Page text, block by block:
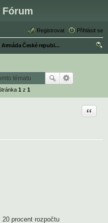
Přihlásit se
Registrovat
Armáda České republiky a ČSR
1 z 1
Citace
procent rozpočtu